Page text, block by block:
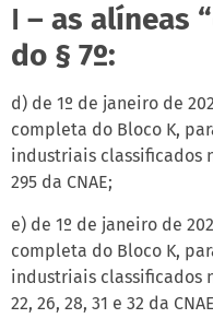
I – as alíneas
do § 7º:
d) de 1º de janeiro de
completa do Bloco K,
industriais classificados
295 da CNAE;
e) de 1º de janeiro de
completa do Bloco K,
industriais classificados
22, 26, 28, 31 e 32 da